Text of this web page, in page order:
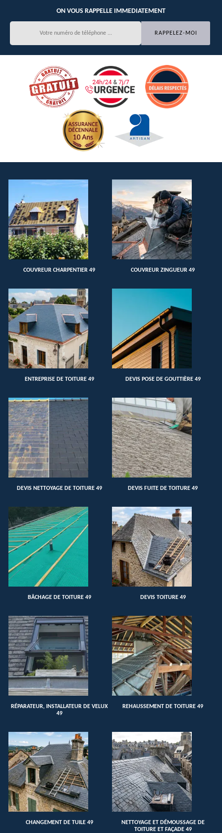
ON VOUS RAPPELLE IMMEDIATEMENT
COUVREUR CHARPENTIER 49 COUVREUR ZINGUEUR 49
ENTREPRISE DE TOITURE 49 DEVIS POSE DE GOUTTIÈRE 49
DEVIS NETTOYAGE DE TOITURE 49 DEVIS FUITE DE TOITURE 49
BÂCHAGE DE TOITURE 49 DEVIS TOITURE 49
RÉPARATEUR, INSTALLATEUR DE VELUX
49
REHAUSSEMENT DE TOITURE 49
CHANGEMENT DE TUILE 49
NETTOYAGE ET DÉMOUSSAGE DE
TOITURE ET FAÇADE 49